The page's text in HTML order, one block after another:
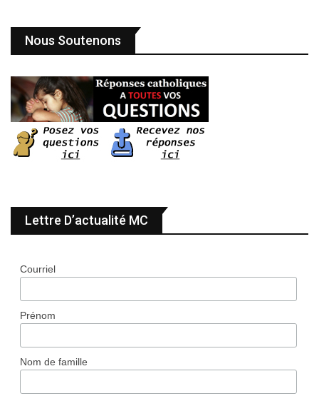
Nous Soutenons
Lettre D’actualité MC
Courriel
Prénom
Nom de famille